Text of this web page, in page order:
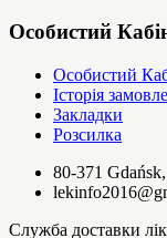
Особистий
Особистий
Історія
Закладки
Розсилка
80-371
Служба доставки